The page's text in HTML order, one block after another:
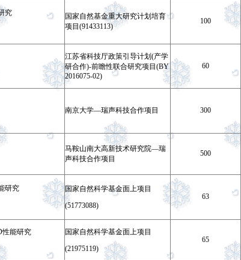
究
国家自然基金重大研究计划培育
项目(91433113)
100
江苏省科技厅政策引导计划(产学
研合作)-前瞻性联合研究项目(BY
2016075-02)
60
南京大学—瑞声科技合作项目 300
马鞍山南大高新技术研究院—瑞
声科技合作项目
500
研究
国家自然科学基金面上项目
(51773088)
63
性能研究
国家自然科学基金面上项目
(21975119)
65